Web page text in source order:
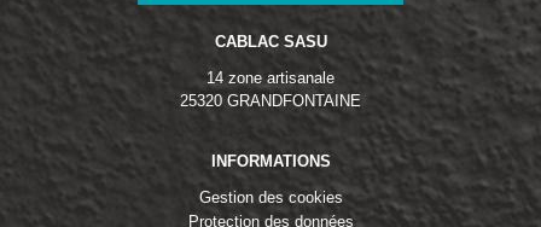
CABLAC SASU
14 zone artisanale
25320 GRANDFONTAINE
INFORMATIONS
Gestion des cookies
Protection des données